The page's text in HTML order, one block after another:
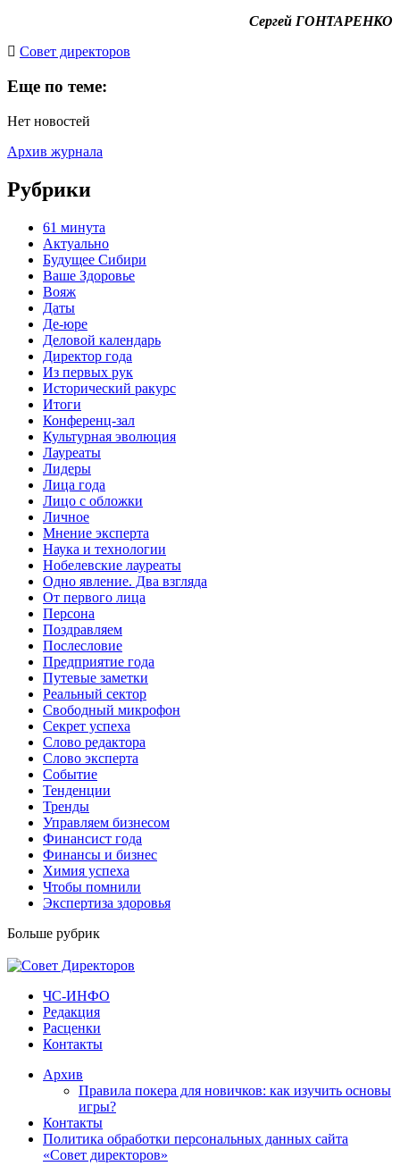
Сергей ГОНТАРЕНКО
Cовет директоров
Еще по теме:
Нет новостей
Архив журнала
Рубрики
61 минута
Актуально
Будущее Сибири
Ваше Здоровье
Вояж
Даты
Де-юре
Деловой календарь
Директор года
Из первых рук
Исторический ракурс
Итоги
Конференц-зал
Культурная эволюция
Лауреаты
Лидеры
Лица года
Лицо с обложки
Личное
Мнение эксперта
Наука и технологии
Нобелевские лауреаты
Одно явление. Два взгляда
От первого лица
Персона
Поздравляем
Послесловие
Предприятие года
Путевые заметки
Реальный сектор
Свободный микрофон
Секрет успеха
Слово редактора
Слово эксперта
Событие
Тенденции
Тренды
Управляем бизнесом
Финансист года
Финансы и бизнес
Химия успеха
Чтобы помнили
Экспертиза здоровья
Больше рубрик
ЧС-ИНФО
Редакция
Расценки
Контакты
Архив
Правила покера для новичков: как изучить основы
игры?
Контакты
Политика обработки персональных данных сайта
«Совет директоров»